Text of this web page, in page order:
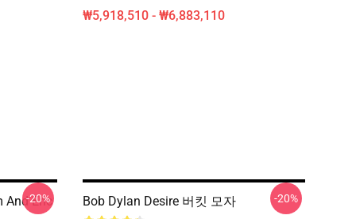
₩5,918,510 - ₩6,883,110
And Eric
-20% Bob Dylan Desire 버킷 모자 -20%